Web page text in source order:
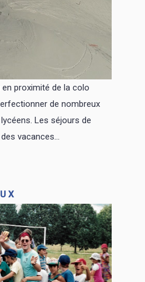
proximité de la colo
de nombreux
Les séjours de
vacances...